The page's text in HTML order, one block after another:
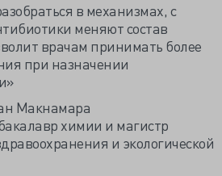
в механизмах, с
меняют состав
врачам принимать более
при назначении
Макнамара
химии и магистр
и экологической